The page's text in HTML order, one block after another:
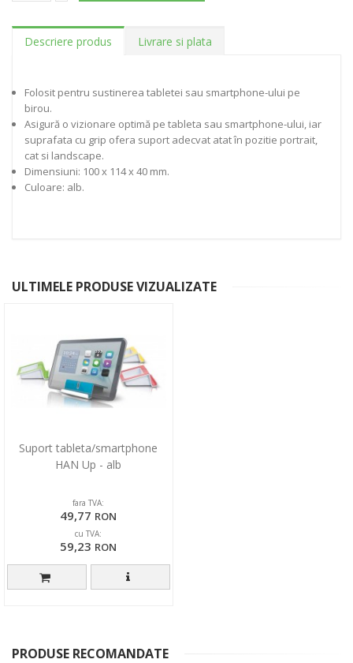
Descriere produs Livrare si plata
Folosit pentru sustinerea tabletei sau smartphone-ului pe
birou.
Asigură o vizionare optimă pe tableta sau smartphone-ului, iar
suprafata cu grip ofera suport adecvat atat în pozitie portrait,
cat si landscape.
Dimensiuni: 100 x 114 x 40 mm.
Culoare: alb.
ULTIMELE PRODUSE VIZUALIZATE
Suport tableta/smartphone
HAN Up - alb
fara TVA:
49,77 RON
cu TVA:
59,23 RON
PRODUSE RECOMANDATE